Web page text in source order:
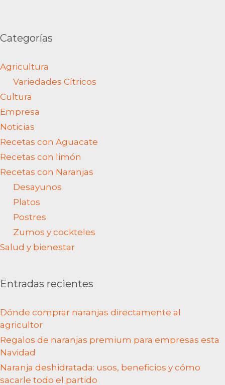
Categorías
Agricultura
Variedades Cítricos
Cultura
Empresa
Noticias
Recetas con Aguacate
Recetas con limón
Recetas con Naranjas
Desayunos
Platos
Postres
Zumos y cockteles
Salud y bienestar
Entradas recientes
Dónde comprar naranjas directamente al
agricultor
Regalos de naranjas premium para empresas esta
Navidad
Naranja deshidratada: usos, beneficios y cómo
sacarle todo el partido